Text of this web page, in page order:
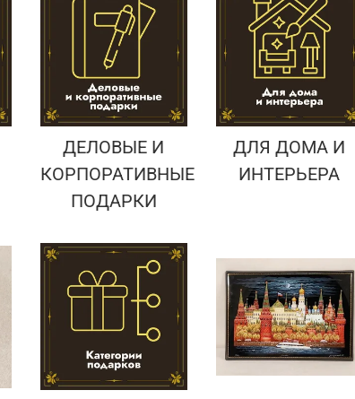
Подарки страховщику
Подарки строителю
Подарки учителю
ДЕЛОВЫЕ И
КОРПОРАТИВНЫЕ
ПОДАРКИ
ДЛЯ ДОМА И
ИНТЕРЬЕРА